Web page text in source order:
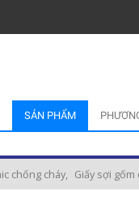
SẢN PHẨM
chống cháy, Giấy sợi gốm